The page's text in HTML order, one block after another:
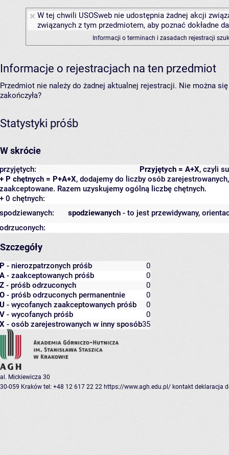
W tej chwili USOSweb nie udostępnia żadnej akcji
związanych z tym przedmiotem, aby poznać dokładne
Informacji o terminach i zasadach rejestracji
Informacje o rejestracjach na ten przedmiot
Przedmiot nie należy do żadnej aktualnej rejestracji. Nie można
zakończyła?
Statystyki próśb
W skrócie
Przyjętych = A+X, czyli
przyjętych:
+ P chętnych = P+A+X, dodajemy do liczby osób
zaakceptowane. Razem uzyskujemy ogólną liczbę chętnych.
+ 0 chętnych:
spodziewanych - to jest przewidywany,
spodziewanych:
odrzuconych:
Szczegóły
P - nierozpatrzonych próśb
0
A - zaakceptowanych próśb
0
Z - próśb odrzuconych
0
O - próśb odrzuconych permanentnie
0
U - wycofanych zaakceptowanych próśb
0
V - wycofanych próśb
0
X - osób zarejestrowanych w inny sposób35
al. Mickiewicza 30
30-059 Kraków tel: +48 12 617 22 22 https://www.agh.edu.pl/ kontakt deklaracja